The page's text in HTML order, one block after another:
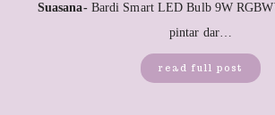
Suasana- Bardi Smart LED Bulb 9W
pintar dar…
read full post